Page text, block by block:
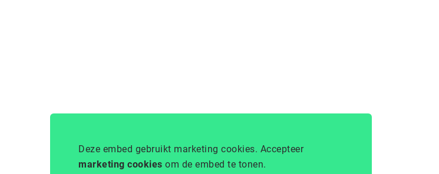
Deze embed gebruikt marketing cookies. Accepteer
marketing cookies om de embed te tonen.